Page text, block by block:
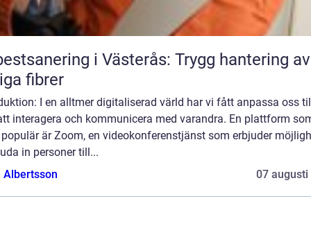
i Västerås: Trygg hantering av
fibrer
I en alltmer digitaliserad värld har vi fått anpassa oss
interagera och kommunicera med varandra. En plattform
är Zoom, en videokonferenstjänst som erbjuder
in personer till...
Albertsson
07 augusti